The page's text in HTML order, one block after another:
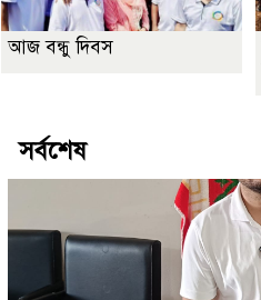
আজ বন্ধু দিবস
সর্বশেষ